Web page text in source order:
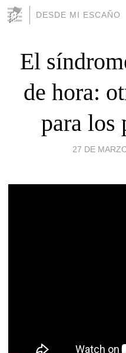
DESDE MI ESCAÑO
El
de hora:
para los
27 DE